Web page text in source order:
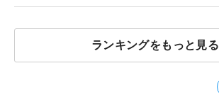
ランキングをもっと見る